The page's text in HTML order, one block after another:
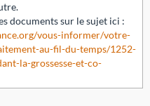
documents sur le sujet ici :
vous-informer/votre-
au-fil-du-temps/1252-
la-grossesse-et-co-